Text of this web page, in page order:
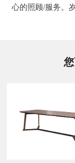
心的照顾/服务。